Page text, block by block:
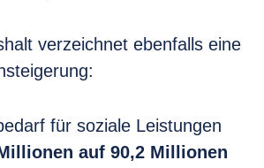
verzeichnet ebenfalls eine
für soziale Leistungen
auf 90,2 Millionen